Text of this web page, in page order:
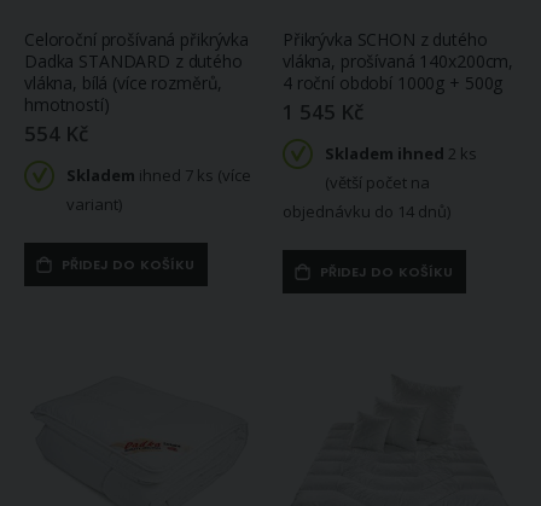
Celoroční prošívaná přikrývka
Dadka STANDARD z dutého
vlákna, bílá (více rozměrů,
hmotností)
554 Kč
Skladem ihned 7 ks (více
variant)
PŘIDEJ DO KOŠÍKU
Přikrývka SCHON z dutého
vlákna, prošívaná 140x200cm,
4 roční období 1000g + 500g
1 545 Kč
Skladem ihned 2 ks
(větší počet na
objednávku do 14 dnů)
PŘIDEJ DO KOŠÍKU